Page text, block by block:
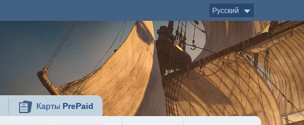
Русский
Карты PrePaid